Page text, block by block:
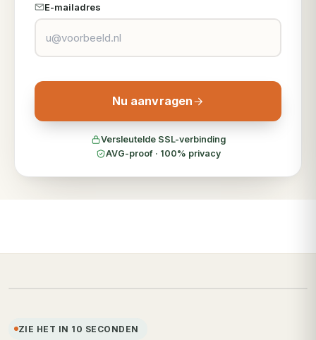
E-mailadres
Nu aanvragen
Versleutelde SSL-verbinding
AVG-proof · 100% privacy
ZIE HET IN 10 SECONDEN